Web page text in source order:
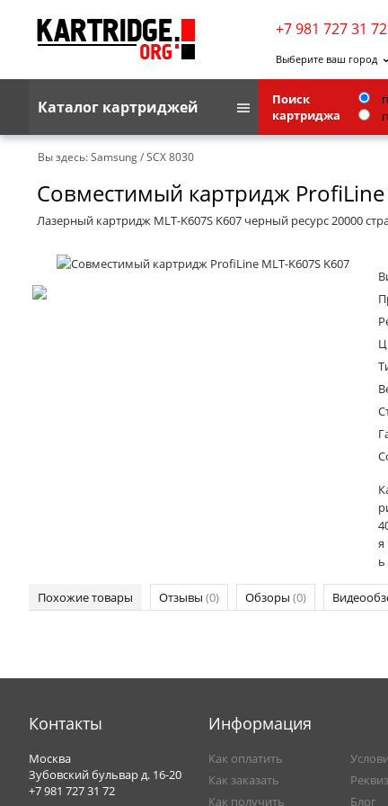
+7 981 727 31 72
Выберите ваш город
Каталог картриджей
Brother
G&G
Kodak
Lexmark
Поиск
картриджа
Вы здесь:Samsung/SCX 8030
Совместимый картридж ProfiLine
Лазерный картридж MLT-K607S K607 черный ресурс 20000
я
Похожие товары Отзывы (0) Обзоры (0)
Контакты
Москва
Зубовский бульвар д. 16-20
+7 981 727 31 72
Информация
Как оплатить
Как заказать
Как получить
Блог